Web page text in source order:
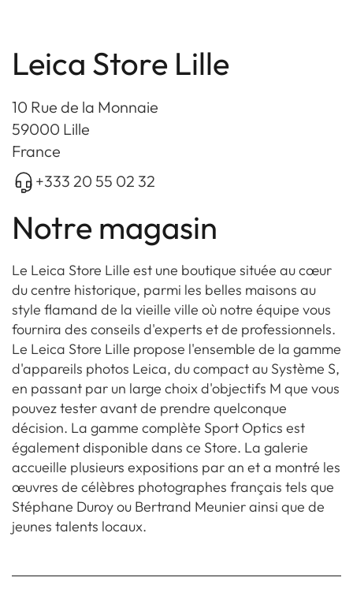
Leica Store Lille
10 Rue de la Monnaie
59000 Lille
France
+333 20 55 02 32
Notre magasin
Le Leica Store Lille est une boutique située au cœur
du centre historique, parmi les belles maisons au
style flamand de la vieille ville où notre équipe vous
fournira des conseils d'experts et de professionnels.
Le Leica Store Lille propose l'ensemble de la gamme
d'appareils photos Leica, du compact au Système S,
en passant par un large choix d'objectifs M que vous
pouvez tester avant de prendre quelconque
décision. La gamme complète Sport Optics est
également disponible dans ce Store. La galerie
accueille plusieurs expositions par an et a montré les
œuvres de célèbres photographes français tels que
Stéphane Duroy ou Bertrand Meunier ainsi que de
jeunes talents locaux.